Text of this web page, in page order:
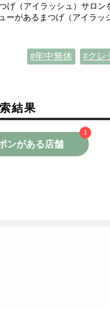
（アイラッシュ）サロ
があるまつげ（アイラッ
年中無休 クレ
結果
ンがある店舗
1